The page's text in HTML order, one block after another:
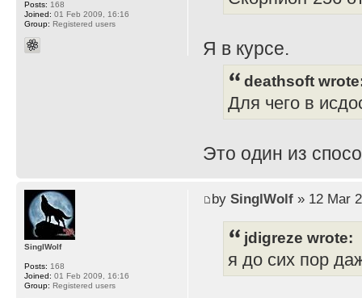
Я в курсе.
deathsoft
Для чего в
Это один из
Posts: 168
Joined: 01 Feb 2009, 16:16
Group: Registered users
by SinglWolf» 12 Mar
jdigreze wrote:
я до сих пор
SinglWolf
Posts: 168
Joined: 01 Feb 2009, 16:16
Group: Registered users